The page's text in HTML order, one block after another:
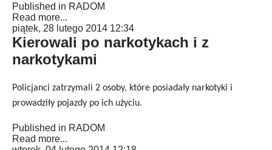
Published in RADOM
Read more...
piątek, 28 lutego 2014 12:34
Kierowali po narkotykach i z
narkotykami
Policjanci zatrzymali 2 osoby, które posiadały narkotyki i
prowadziły pojazdy po ich użyciu.
Published in RADOM
Read more...